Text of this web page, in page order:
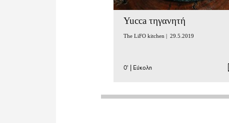
Yucca τηγανητή
The LiFO kitchen | 29.5.2019
0' | Εύκολη